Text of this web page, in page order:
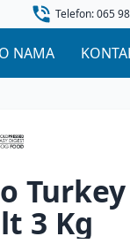
Telefon: 065
O NAMA
3 Kg